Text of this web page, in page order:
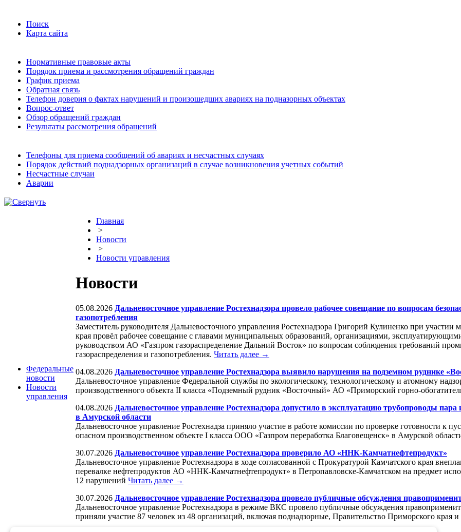
Поиск
Карта сайта
Нормативные правовые акты
Порядок приема и рассмотрения обращений граждан
График приема
Обратная связь
Телефон доверия о фактах нарушений и произошедших авариях на подназорных объектах
Вопрос-ответ
Обзор обращений граждан
Результаты рассмотрения обращений
Телефоны для приема сообщений об авариях и несчастных случаях
Порядок действий поднадзорных организаций в случае возникновения учетных событий
Несчастные случаи
Аварии
Федеральные
новости
Новости
управления
Главная
>
Новости
>
Новости управления
Новости
05.08.2026 Дальневосточное управление Ростехнадзора провело рабочее совещание по вопросам
газопотребления
Заместитель руководителя Дальневосточного управления Ростехнадзора Григорий Кулиненко при
края провёл рабочее совещание с главами муниципальных образований, организациями,
руководством АО «Газпром газораспределение Дальний Восток» по вопросам соблюдения требований
газораспределения и газопотребления. Читать далее →
04.08.2026 Дальневосточное управление Ростехнадзора выявило нарушения на подземном руднике
Дальневосточное управление Федеральной службы по экологическому, технологическому и атомному
производственного объекта II класса «Подземный рудник «Восточный» АО «Приморский горно-
04.08.2026 Дальневосточное управление Ростехнадзора допустило в эксплуатацию трубопроводы
в Амурской области
Дальневосточное управление Ростехнадза приняло участие в работе комиссии по проверке готовности к
опасном производственном объекте I класса ООО «Газпром переработка Благовещенск» в Амурской
30.07.2026 Дальневосточное управление Ростехнадзора проверило АО «ННК-Камчатнефтепродукт»
Дальневосточное управление Ростехнадзора в ходе согласованной с Прокуратурой Камчатского края
перевалке нефтепродуктов АО «ННК-Камчатнефтепродукт» в Петропавловске-Камчатском на предмет
12 нарушений Читать далее →
30.07.2026 Дальневосточное управление Ростехнадзора провело публичные обсуждения
Дальневосточное управление Ростехнадзора в режиме ВКС провело публичные обсуждения
приняли участие 87 человек из 48 организаций, включая поднадзорные, Правительство Приморского края и